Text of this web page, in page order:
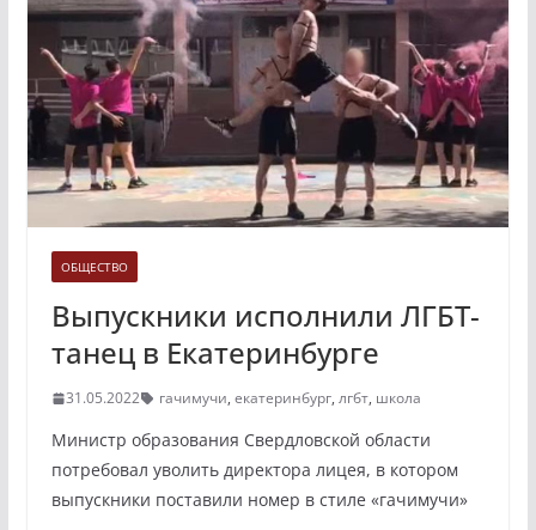
ОБЩЕСТВО
Выпускники исполнили ЛГБТ-
танец в Екатеринбурге
31.05.2022 гачимучи, екатеринбург, лгбт, школа
Министр образования Свердловской области
потребовал уволить директора лицея, в котором
выпускники поставили номер в стиле «гачимучи»